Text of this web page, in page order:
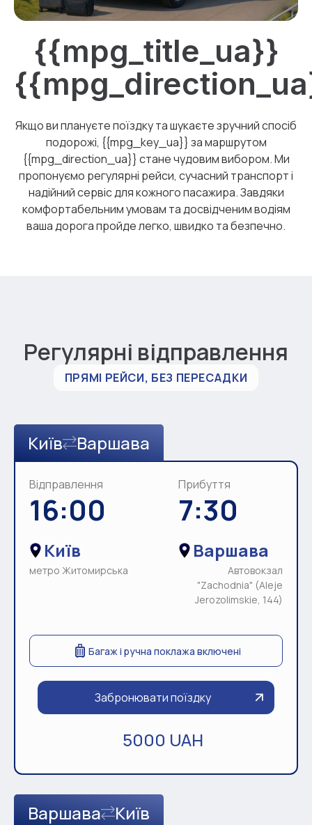
{{mpg_title_ua}}
Якщо ви плануєте поїздку та шукаєте зручний спосіб
подорожі, {{mpg_key_ua}} за маршрутом
{{mpg_direction_ua}} стане чудовим вибором. Ми
пропонуємо регулярні рейси, сучасний транспорт і
надійний сервіс для кожного пасажира. Завдяки
комфортабельним умовам та досвідченим водіям
ваша дорога пройде легко, швидко та безпечно.
Регулярні відправлення
ПРЯМІ РЕЙСИ, БЕЗ ПЕРЕСАДКИ
Київ Варшава
Відправлення
16:00
Київ
метро Житомирська
Прибуття
7:30
Варшава
Автовокзал
"Zachodnia" (Aleje
Jerozolimskie, 144)
Багаж і ручна поклажа включені
Забронювати поїздку
5000 UAH
Варшава Київ